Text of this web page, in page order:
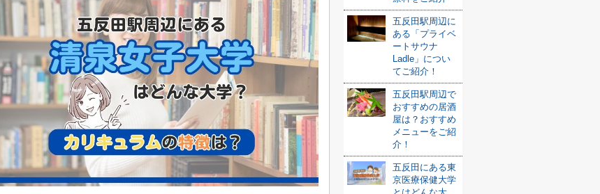
五反田駅周辺に
ある「プライベ
ートサウナ
Ladle」につい
てご紹介！
五反田駅周辺で
おすすめの居酒
屋は？おすすめ
メニューをご紹
介！
五反田にある東
京医療保健大学